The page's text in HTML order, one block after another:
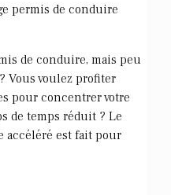
permis de conduire
de conduire, mais peu
Vous voulez profiter
pour concentrer votre
de temps réduit ? Le
accéléré est fait pour